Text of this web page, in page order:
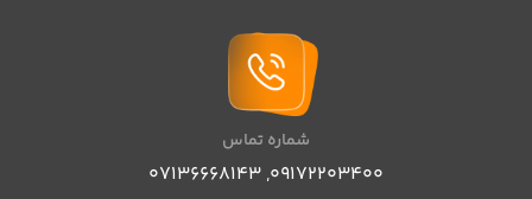
شماره تماس
09172203400
,
07136668143